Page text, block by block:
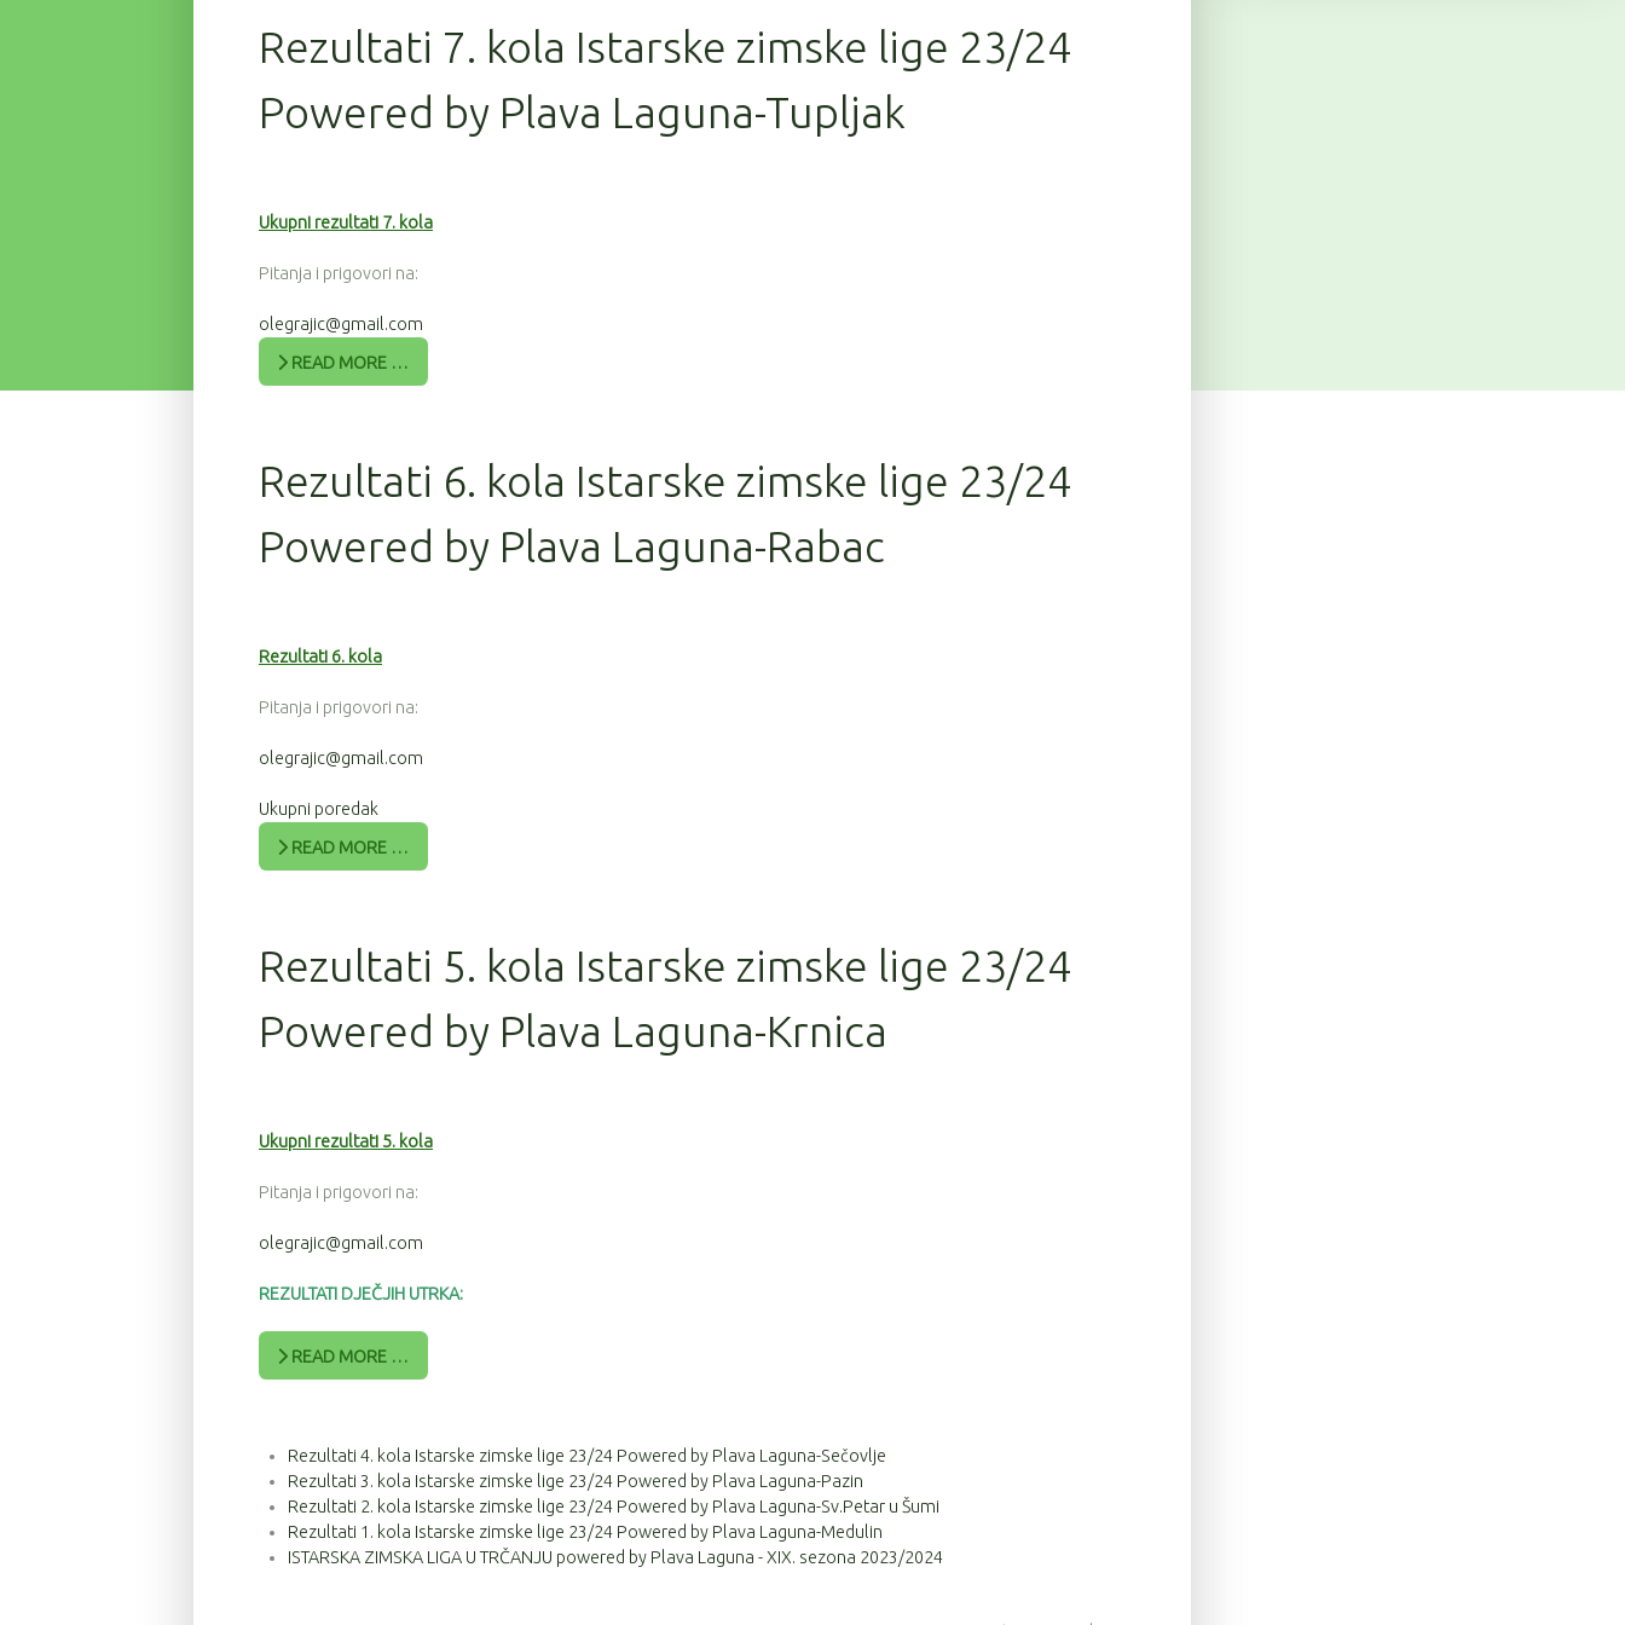
Rezultati 7. kola Istarske zimske lige 23/24
Powered by Plava Laguna-Tupljak
Ukupni rezultati 7. kola
Pitanja i prigovori na:
olegrajic@gmail.com
READ MORE …
Rezultati 6. kola Istarske zimske lige 23/24
Powered by Plava Laguna-Rabac
Rezultati 6. kola
Pitanja i prigovori na:
olegrajic@gmail.com
Ukupni poredak
READ MORE …
Rezultati 5. kola Istarske zimske lige 23/24
Powered by Plava Laguna-Krnica
Ukupni rezultati 5. kola
Pitanja i prigovori na:
olegrajic@gmail.com
REZULTATI DJEČJIH UTRKA:
READ MORE …
Rezultati 4. kola Istarske zimske lige 23/24 Powered by Plava Laguna-Sečovlje
Rezultati 3. kola Istarske zimske lige 23/24 Powered by Plava Laguna-Pazin
Rezultati 2. kola Istarske zimske lige 23/24 Powered by Plava Laguna-Sv.Petar u Šumi
Rezultati 1. kola Istarske zimske lige 23/24 Powered by Plava Laguna-Medulin
ISTARSKA ZIMSKA LIGA U TRČANJU powered by Plava Laguna - XIX. sezona 2023/2024